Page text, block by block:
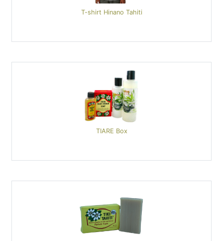
T-shirt Hinano Tahiti
TIARE Box